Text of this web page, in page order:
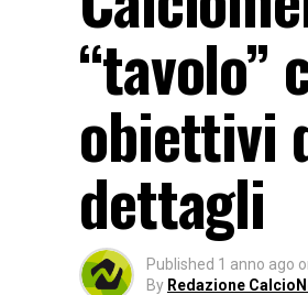
“tavolo”
obiettivi
dettagli
Published 1 anno ago
By Redazione